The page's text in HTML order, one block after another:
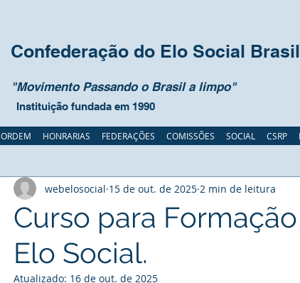
Confederação do Elo Social Brasil
"Movimento Passando o Brasil a limpo"
Instituição fundada em 1990
Curso para
Elo Social.
webelosocial 15 de out. de 2025 2 min de leitura
Atualizado: 16 de out. de 2025
ORDEM HONRARIAS FEDERAÇÕES COMISSÕES SOCIAL CSRP